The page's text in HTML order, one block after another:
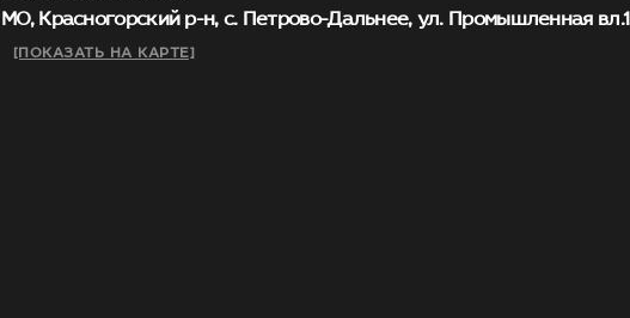
МО, Красногорский р-н, с. Петрово-Дальнее, ул. Промышленная
[ПОКАЗАТЬ НА КАРТЕ]